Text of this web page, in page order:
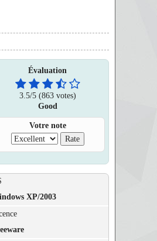
Évaluation
3.5/5 (863 votes)
Good
Votre note
XP/2003